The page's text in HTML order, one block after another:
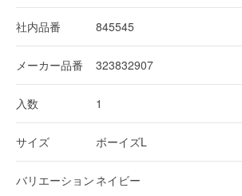
社内品番 845545
メーカー品番 323832907
入数 1
サイズ ボーイズL
バリエーション ネイビー